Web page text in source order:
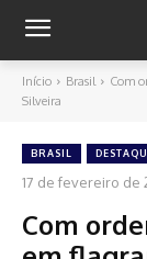
Início Brasil
Com
Silveira
BRASIL
17 de fevereiro de
Com